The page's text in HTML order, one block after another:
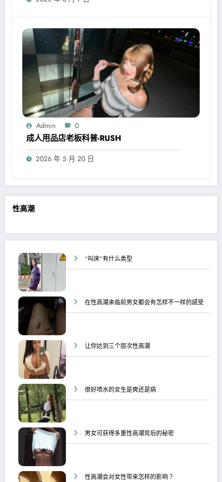
性高潮
“叫床”有什么类型
在性高潮来临前男女都会有怎样不一样的感受
让你达到三个层次性高潮
很好喷水的女生是爽还是病
男女可获得多重性高潮背后的秘密
性高潮会对女性带来怎样的影响？
Admin 0
成人用品店老板科普-RUSH
2026 年 5 月 20 日